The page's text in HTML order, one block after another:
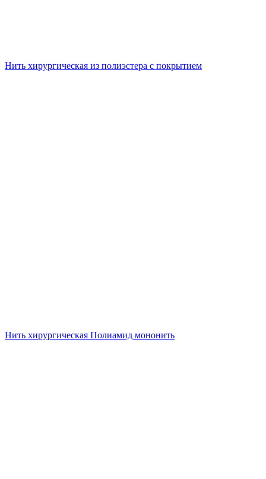
Нить хирургическая из полиэстера с покрытием
Нить хирургическая Полиамид мононить